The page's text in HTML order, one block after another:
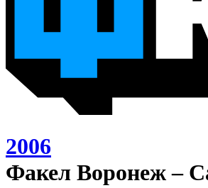
2006
Факел Воронеж –